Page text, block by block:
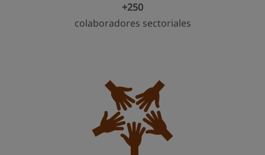
+250​​
colaboradores sectoriales